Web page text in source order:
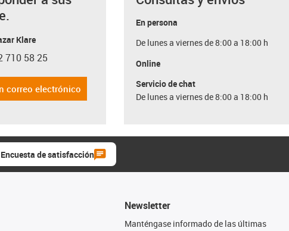
Klare
710 58 25
correo electrónico
En persona
De lunes a viernes de 8:00 a 18:00 h
Online
Servicio de chat
De lunes a viernes de 8:00 a 18:00 h
Encuesta de satisfacción
Newsletter
Manténgase informado de las últimas